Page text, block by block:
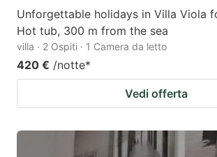
Unforgettable holidays in Villa Viola
Hot tub, 300 m from the sea
villa · 2 Ospiti · 1 Camera da letto
420 € /notte*
Vedi offerta